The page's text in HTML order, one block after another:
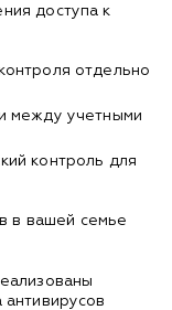
доступа к
отдельно
между учетными
контроль для
в вашей семье